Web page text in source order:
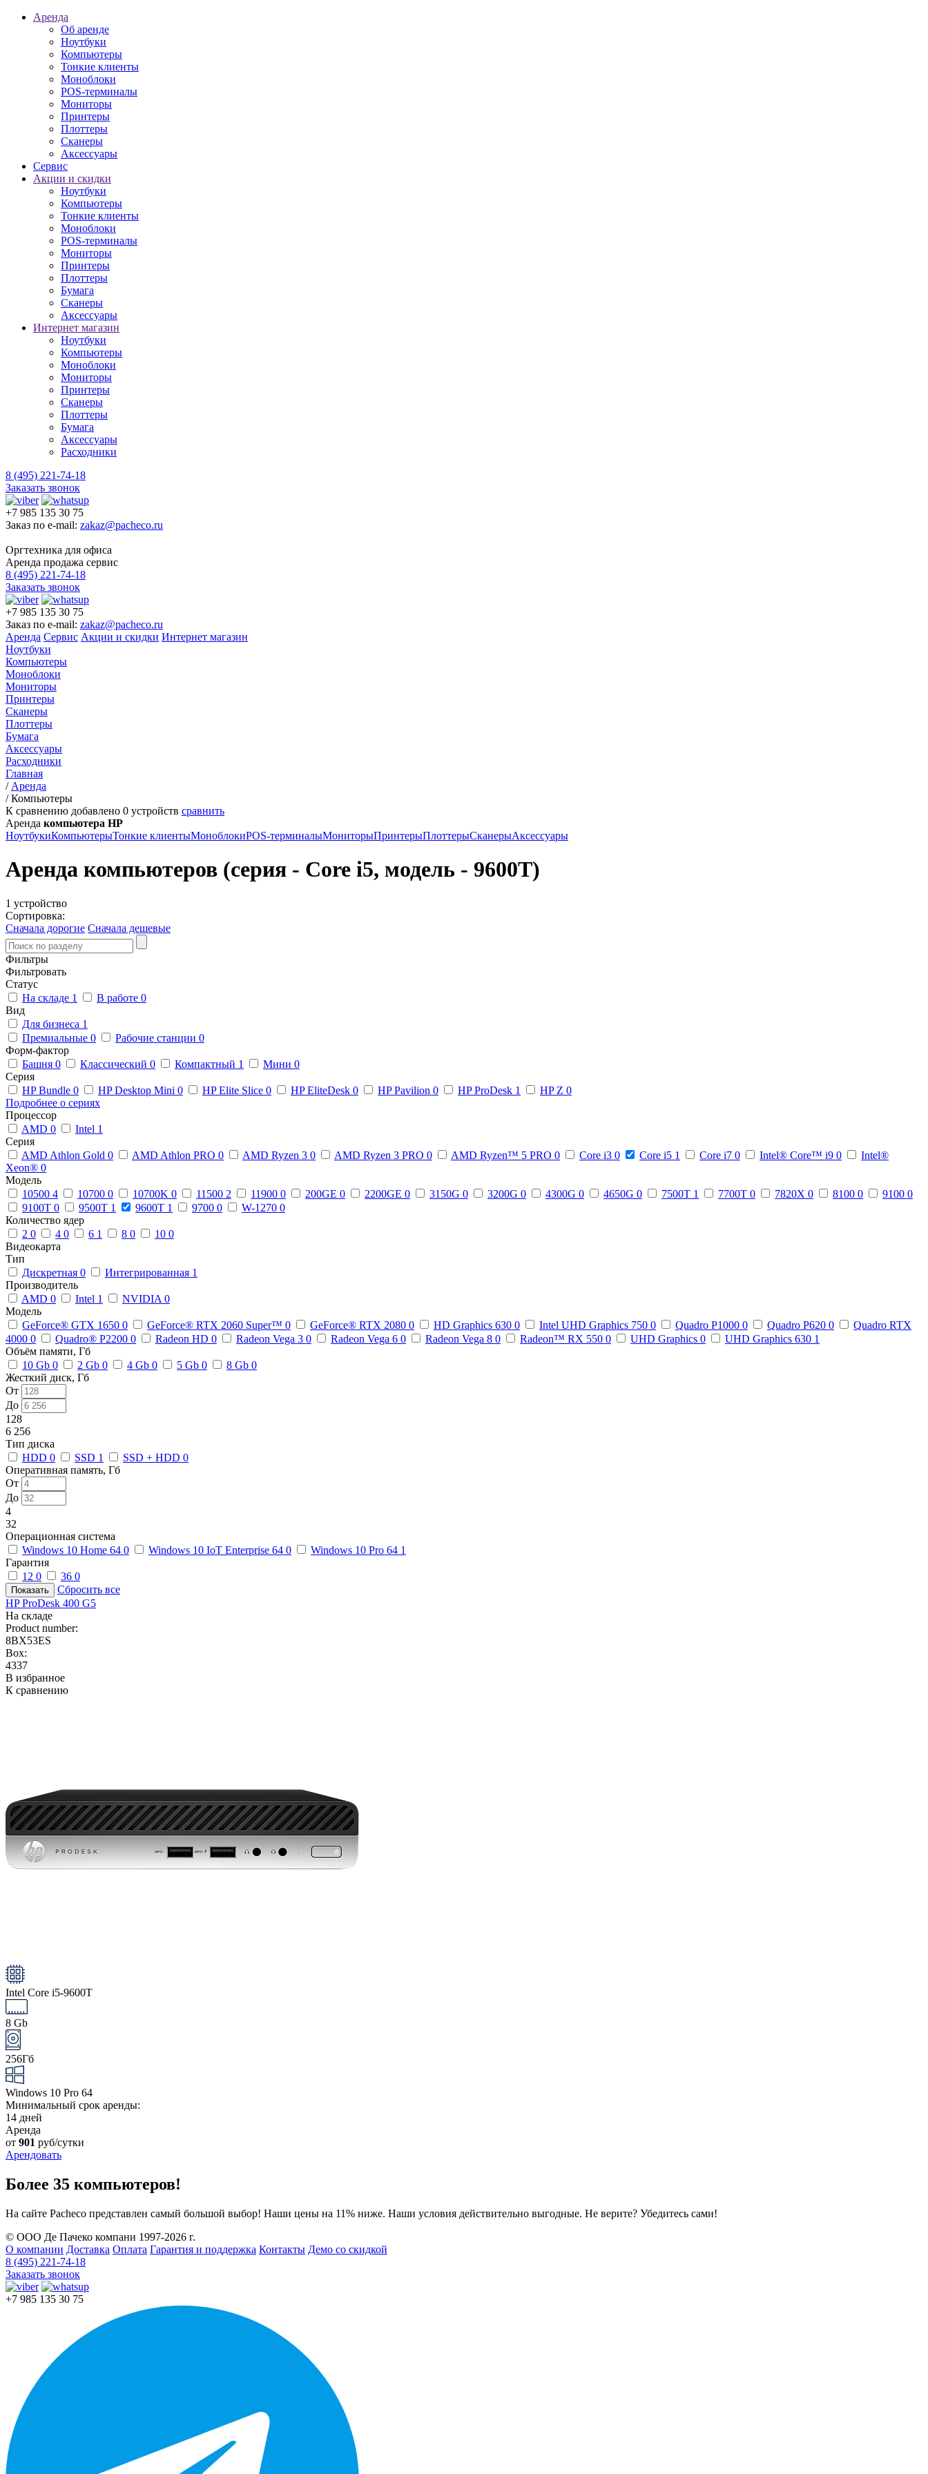
Аренда
Об аренде
Ноутбуки
Компьютеры
Тонкие клиенты
Моноблоки
POS-терминалы
Мониторы
Принтеры
Плоттеры
Сканеры
Аксессуары
Сервис
Акции и скидки
Ноутбуки
Компьютеры
Тонкие клиенты
Моноблоки
POS-терминалы
Мониторы
Принтеры
Плоттеры
Бумага
Сканеры
Аксессуары
Интернет магазин
Ноутбуки
Компьютеры
Моноблоки
Мониторы
Принтеры
Сканеры
Плоттеры
Бумага
Аксессуары
Расходники
8 (495) 221-74-18
Заказать звонок
+7 985 135 30 75
Заказ по e-mail: zakaz@pacheco.ru
Оргтехника для офиса
Аренда продажа сервис
8 (495) 221-74-18
Заказать звонок
+7 985 135 30 75
Заказ по e-mail: zakaz@pacheco.ru
Аренда Сервис Акции и скидки Интернет магазин
Ноутбуки
Компьютеры
Моноблоки
Мониторы
Принтеры
Сканеры
Плоттеры
Бумага
Аксессуары
Расходники
Главная
/ Аренда
/Компьютеры
К сравнению добавлено 0 устройств сравнить
Аренда компьютера HP
НоутбукиКомпьютерыТонкие клиентыМоноблокиPOS-терминалыМониторыПринтерыПлоттерыСканерыАксессуары
Аренда компьютеров (серия - Core i5, модель - 9600T)
1 устройство
Сортировка:
Сначала дорогие Сначала дешевые
Фильтры
Фильтровать
Статус
На складе 1 В работе 0
Вид
Для бизнеса 1
Премиальные 0 Рабочие станции 0
Форм-фактор
Башня 0 Классический 0 Компактный 1 Мини 0
Серия
HP Bundle 0 HP Desktop Mini 0 HP Elite Slice 0 HP EliteDesk 0 HP Pavilion 0 HP ProDesk 1 HP Z 0
Подробнее о сериях
Процессор
AMD 0 Intel 1
Серия
AMD Athlon Gold 0 AMD Athlon PRO 0 AMD Ryzen 3 0 AMD Ryzen 3 PRO 0 AMD Ryzen™ 5 PRO 0 Core i3 0 Core i5 1 Core i7 0 Intel® Core™ i9 0
Intel®
Xeon® 0
Модель
10500 4 10700 0 10700K 0 11500 2 11900 0 200GE 0 2200GE 0 3150G 0 3200G 0 4300G 0 4650G 0 7500T 1 7700T 0 7820X 0 8100 0 9100 0
9100T 0 9500T 1 9600T 1 9700 0 W-1270 0
Количество ядер
2 0 4 0 6 1 8 0 10 0
Видеокарта
Тип
Дискретная 0 Интегрированная 1
Производитель
AMD 0 Intel 1 NVIDIA 0
Модель
GeForce® GTX 1650 0 GeForce® RTX 2060 Super™ 0 GeForce® RTX 2080 0 HD Graphics 630 0 Intel UHD Graphics 750 0 Quadro P1000 0 Quadro P620 0
Quadro RTX
4000 0 Quadro® P2200 0 Radeon HD 0 Radeon Vega 3 0 Radeon Vega 6 0 Radeon Vega 8 0 Radeon™ RX 550 0 UHD Graphics 0 UHD Graphics 630 1
Объём памяти, Гб
10 Gb 0 2 Gb 0 4 Gb 0 5 Gb 0 8 Gb 0
Жесткий диск, Гб
От
До
128
6 256
Тип диска
HDD 0 SSD 1 SSD + HDD 0
Оперативная память, Гб
От
До
4
32
Операционная система
Windows 10 Home 64 0 Windows 10 IoT Enterprise 64 0 Windows 10 Pro 64 1
Гарантия
12 0 36 0
Сбросить все
HP ProDesk 400 G5
На складе
Product number:
8BX53ES
Box:
4337
В избранное
К сравнению
Intel Core i5-9600T
8 Gb
256Гб
Windows 10 Pro 64
Минимальный срок аренды:
14 дней
Аренда
от 901 руб/сутки
Арендовать
Более 35 компьютеров!
На сайте Pacheco представлен самый большой выбор! Наши цены на 11% ниже. Наши условия действительно выгодные. Не верите? Убедитесь сами!
© ООО Де Пачеко компани 1997-2026 г.
О компании Доставка Оплата Гарантия и поддержка Контакты Демо со скидкой
8 (495) 221-74-18
Заказать звонок
+7 985 135 30 75